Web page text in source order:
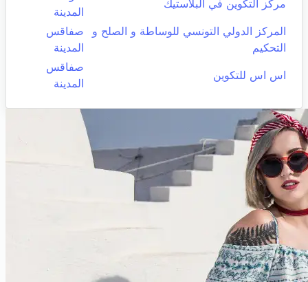
مركز التكوين في البلاستيك
المدينة
المركز الدولي التونسي للوساطة و الصلح و
التحكيم
صفاقس
المدينة
اس اس للتكوين
صفاقس
المدينة